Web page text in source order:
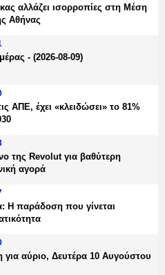
αλλάζει ισορροπίες στη Μέση
Αθήνας
- (2026-08-09)
ΑΠΕ, έχει «κλειδώσει» το 81%
της Revolut για βαθύτερη
αγορά
Η παράδοση που γίνεται
αύριο, Δευτέρα 10 Αυγούστου